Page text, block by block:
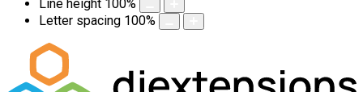
Line height 100%
Letter spacing 100%